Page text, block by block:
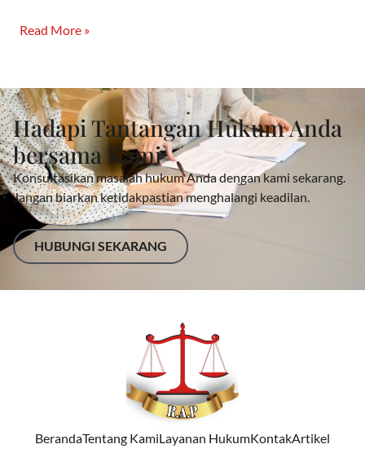
Read More »
Hadapi Tantangan Hukum Anda
bersama Kami
Konsultasikan masalah hukum Anda dengan kami sekarang.
Jangan biarkan ketidakpastian menghalangi keadilan.
HUBUNGI SEKARANG
BerandaTentang KamiLayanan HukumKontakArtikel